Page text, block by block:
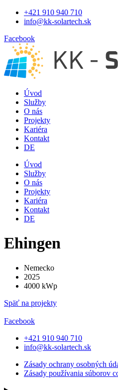
Preskočiť+421 910 940 710
info@kk-solartech.sk
Facebook
Úvod
Služby
O nás
Projekty
Kariéra
Kontakt
DE
Úvod
Služby
O nás
Projekty
Kariéra
Kontakt
DE
Ehingen
Nemecko
2025
4000 kWp
Späť na projekty
Facebook
+421 910 940 710
info@kk-solartech.sk
Zásady ochrany osobných
Zásady používania súborov